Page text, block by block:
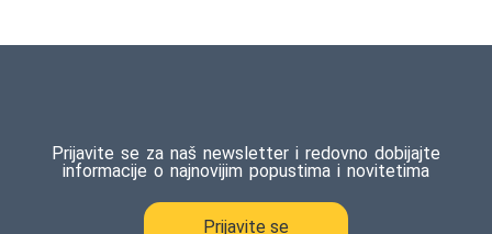
Prijavite se za naš newsletter i redovno dobijajte
informacije o najnovijim popustima i novitetima
Prijavite se